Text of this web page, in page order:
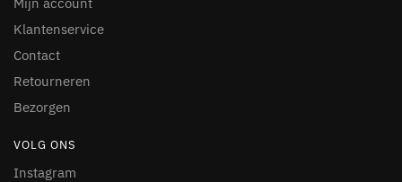
Klantenservice
Contact
Retourneren
Bezorgen
VOLG ONS
Instagram